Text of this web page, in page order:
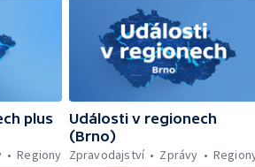
plus
Regiony
Události v regionech
(Brno)
Zpravodajství
Zprávy